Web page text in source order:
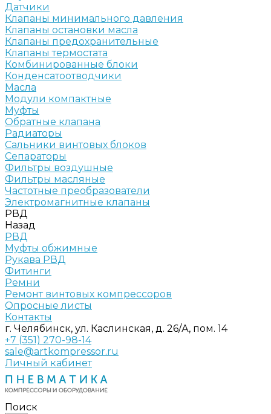
Датчики
Клапаны минимального давления
Клапаны остановки масла
Клапаны предохранительные
Клапаны термостата
Комбинированные блоки
Конденсатоотводчики
Масла
Модули компактные
Муфты
Обратные клапана
Радиаторы
Сальники винтовых блоков
Сепараторы
Фильтры воздушные
Фильтры масляные
Частотные преобразователи
Электромагнитные клапаны
РВД
Назад
РВД
Муфты обжимные
Рукава РВД
Фитинги
Ремни
Ремонт винтовых компрессоров
Опросные листы
Контакты
г. Челябинск, ул. Каслинская, д. 26/А, пом. 14
+7 (351) 270-98-14
sale@artkompressor.ru
Личный кабинет
Поиск